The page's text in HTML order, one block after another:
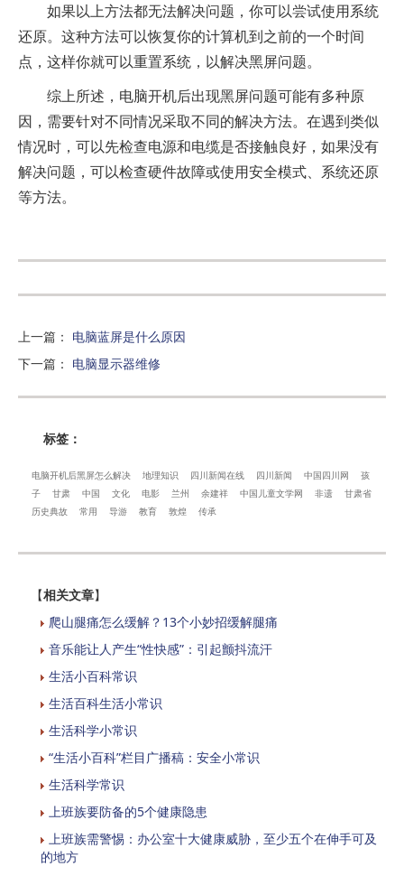
如果以上方法都无法解决问题，你可以尝试使用系统
还原。这种方法可以恢复你的计算机到之前的一个时间
点，这样你就可以重置系统，以解决黑屏问题。
综上所述，电脑开机后出现黑屏问题可能有多种原
因，需要针对不同情况采取不同的解决方法。在遇到类似
情况时，可以先检查电源和电缆是否接触良好，如果没有
解决问题，可以检查硬件故障或使用安全模式、系统还原
等方法。
上一篇 ： 电脑蓝屏是什么原因
下一篇 ： 电脑显示器维修
标签：
电脑开机后黑屏怎么解决 地理知识 四川新闻在线 四川新闻 中国四川网
孩
子
甘肃 中国 文化 电影 兰州 余建祥 中国儿童文学网 非遗
甘肃省
历史典故
常用 导游 教育 敦煌 传承
【相关文章】
爬山腿痛怎么缓解？13个小妙招缓解腿痛
音乐能让人产生“性快感”：引起颤抖流汗
生活小百科常识
生活百科生活小常识
生活科学小常识
“生活小百科”栏目广播稿：安全小常识
生活科学常识
上班族要防备的5个健康隐患
上班族需警惕：办公室十大健康威胁，至少五个在伸手可及
的地方